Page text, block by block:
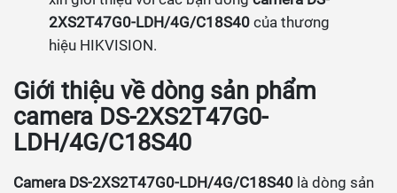
2XS2T47G0-LDH/4G/C18S40 của thương
hiệu HIKVISION.
Giới thiệu về dòng sản phẩm
camera DS-2XS2T47G0-
LDH/4G/C18S40
Camera DS-2XS2T47G0-LDH/4G/C18S40 là dòng sản